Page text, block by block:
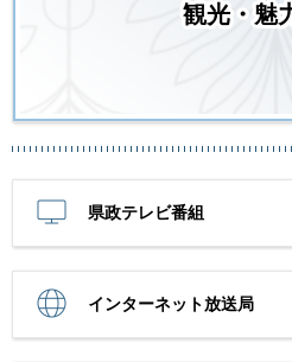
観光・魅
県政テレビ番組
インターネット放送局